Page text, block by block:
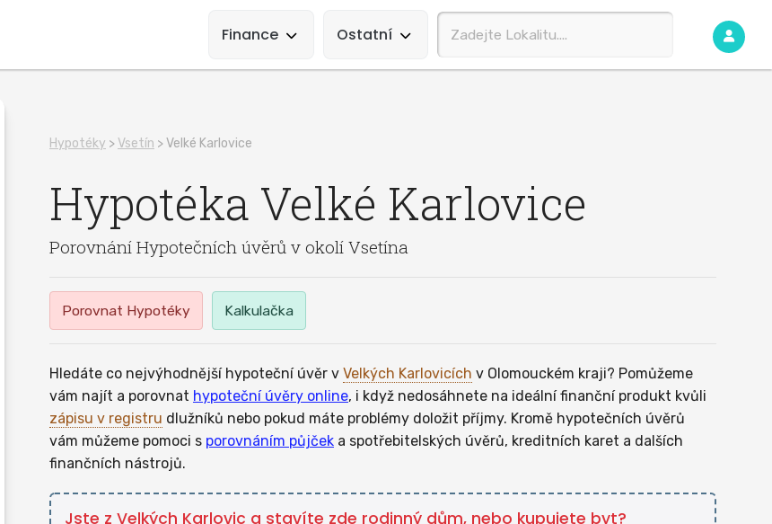
Navigation
Finance Ostatní
Hypotéky > Vsetín > Velké Karlovice
Hypotéka Velké Karlovice
Porovnání Hypotečních úvěrů v okolí Vsetína
Porovnat Hypotéky Kalkulačka
Hledáte co nejvýhodnější hypoteční úvěr v Velkých Karlovicích v Olomouckém kraji? Pomůžeme
vám najít a porovnat hypoteční úvěry online, i když nedosáhnete na ideální finanční produkt kvůli
zápisu v registru dlužníků nebo pokud máte problémy doložit příjmy. Kromě hypotečních úvěrů
vám můžeme pomoci s porovnáním půjček a spotřebitelských úvěrů, kreditních karet a dalších
finančních nástrojů.
Jste z Velkých Karlovic a stavíte zde rodinný dům, nebo kupujete byt?